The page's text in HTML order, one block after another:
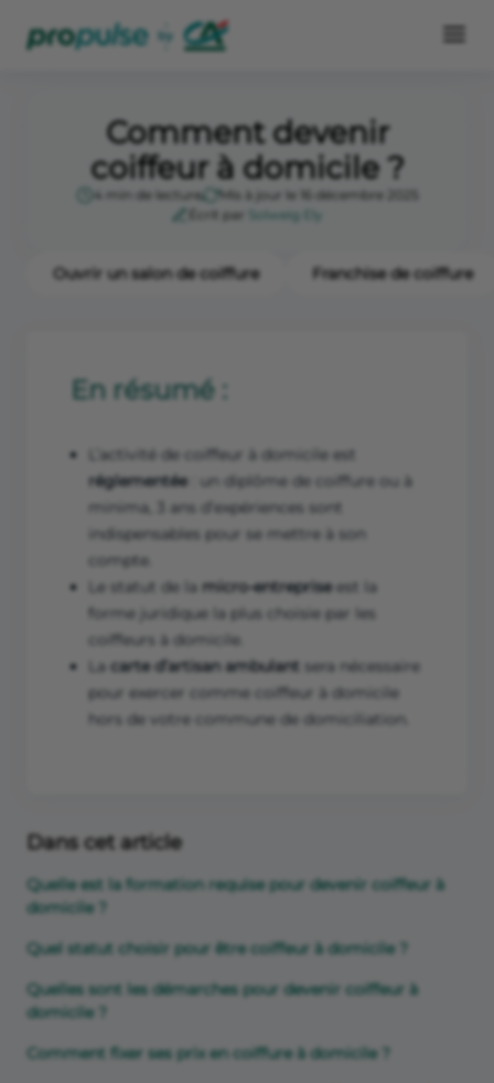
Comment devenir
coiffeur à domicile ?
4 min de lecture
Mis à jour le 16 décembre 2025
Écrit par
Solweig Ely
Ouvrir un salon de coiffure Franchise de coiffure
En résumé :
L’activité de coiffeur à domicile est
réglementée: un diplôme de coiffure ou à
minima, 3 ans d’expériences sont
indispensables pour se mettre à son
compte.
Le statut de la micro-entrepriseest la
forme juridique la plus choisie par les
coiffeurs à domicile.
La carte d’artisan ambulant sera nécessaire
pour exercer comme coiffeur à domicile
hors de votre commune de domiciliation.
Dans cet article
Quelle est la formation requise pour devenir coiffeur à
domicile ?
Quel statut choisir pour être coiffeur à domicile ?
Quelles sont les démarches pour devenir coiffeur à
domicile ?
Comment fixer ses prix en coiffure à domicile ?